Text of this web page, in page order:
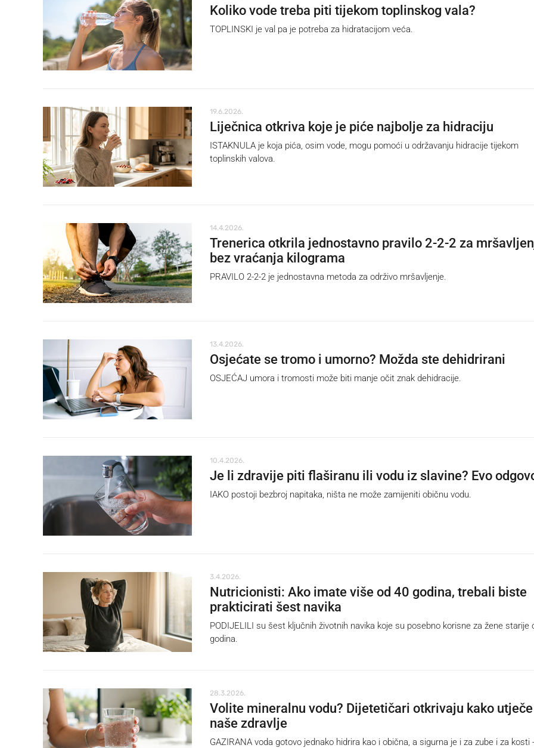
Koliko vode treba piti tijekom toplinskog vala?
TOPLINSKI je val pa je potreba za hidratacijom veća.
19.6.2026.
Liječnica otkriva koje je piće najbolje za hidraciju
ISTAKNULA je koja pića, osim vode, mogu pomoći u održavanju hidracije tijekom
toplinskih valova.
14.4.2026.
Trenerica otkrila jednostavno pravilo 2-2-2 za
bez vraćanja kilograma
PRAVILO 2-2-2 je jednostavna metoda za održivo mršavljenje.
13.4.2026.
Osjećate se tromo i umorno? Možda ste dehidrirani
OSJEĆAJ umora i tromosti može biti manje očit znak dehidracije.
10.4.2026.
Je li zdravije piti flaširanu ili vodu iz slavine? Evo
IAKO postoji bezbroj napitaka, ništa ne može zamijeniti običnu vodu.
3.4.2026.
Nutricionisti: Ako imate više od 40 godina, trebali biste
prakticirati šest navika
PODIJELILI su šest ključnih životnih navika koje su posebno korisne za žene starije
godina.
28.3.2026.
Volite mineralnu vodu? Dijetetičari otkrivaju kako
naše zdravlje
GAZIRANA voda gotovo jednako hidrira kao i obična, a sigurna je i za zube i za kosti